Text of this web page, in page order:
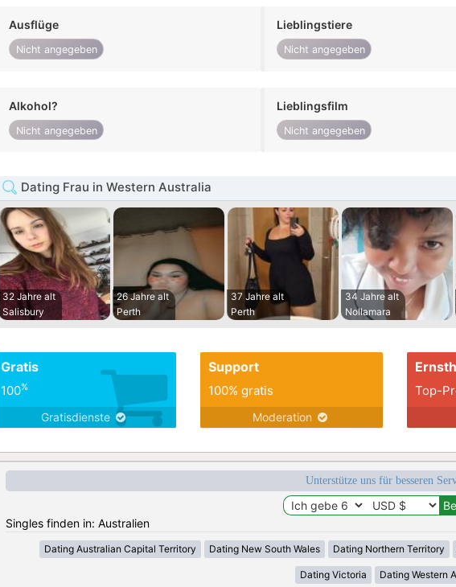
Ausflüge
Nicht angegeben
Lieblingstiere
Nicht angegeben
Alkohol?
Nicht angegeben
Lieblingsfilm
Nicht angegeben
Dating Frau in Western Australia
32 Jahre alt
Salisbury
26 Jahre alt
Perth
37 Jahre alt
Perth
34 Jahre alt
Nollamara
Gratis
100%
Gratisdienste
Support
100% gratis
Moderation
Top-
Unterstütze uns für besseren
Singles finden in: Australien
Dating Australian Capital Territory Dating New South Wales Dating Northern Territory
Dating Victoria Dating Western